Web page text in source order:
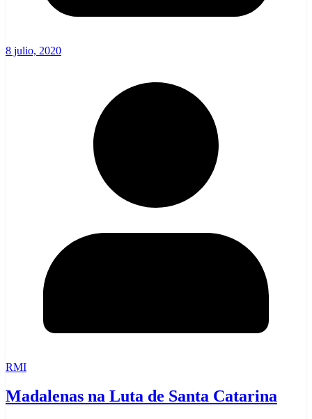
8 julio, 2020
RMI
Madalenas na Luta de Santa Catarina